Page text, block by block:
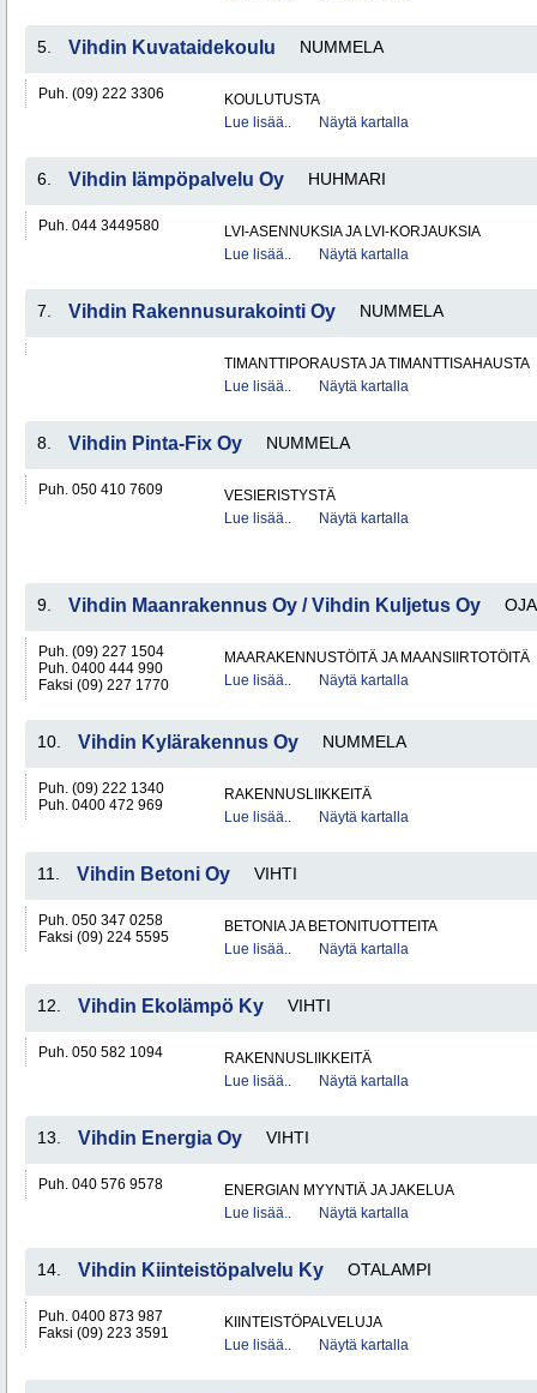
5. Vihdin Kuvataidekoulu NUMMELA
Puh. (09) 222 3306
KOULUTUSTA
Lue lisää..
Näytä kartalla
6. Vihdin lämpöpalvelu Oy HUHMARI
Puh. 044 3449580
LVI-ASENNUKSIA JA LVI-KORJAUKSIA
Lue lisää..
Näytä kartalla
7. Vihdin Rakennusurakointi Oy NUMMELA
TIMANTTIPORAUSTA JA TIMANTTISAHAUSTA
Lue lisää..
Näytä kartalla
8. Vihdin Pinta-Fix Oy NUMMELA
Puh. 050 410 7609
VESIERISTYSTÄ
Lue lisää..
Näytä kartalla
9. Vihdin Maanrakennus Oy / Vihdin Kuljetus Oy
Puh. (09) 227 1504
Puh. 0400 444 990
Faksi (09) 227 1770
MAARAKENNUSTÖITÄ JA MAANSIIRTOTÖITÄ
Lue lisää..
Näytä kartalla
10. Vihdin Kylärakennus Oy NUMMELA
Puh. (09) 222 1340
Puh. 0400 472 969
RAKENNUSLIIKKEITÄ
Lue lisää..
Näytä kartalla
11. Vihdin Betoni Oy VIHTI
Puh. 050 347 0258
Faksi (09) 224 5595
BETONIA JA BETONITUOTTEITA
Lue lisää..
Näytä kartalla
12. Vihdin Ekolämpö Ky VIHTI
Puh. 050 582 1094
RAKENNUSLIIKKEITÄ
Lue lisää..
Näytä kartalla
13. Vihdin Energia Oy VIHTI
Puh. 040 576 9578
ENERGIAN MYYNTIÄ JA JAKELUA
Lue lisää..
Näytä kartalla
14. Vihdin Kiinteistöpalvelu Ky OTALAMPI
Puh. 0400 873 987
Faksi (09) 223 3591
KIINTEISTÖPALVELUJA
Lue lisää..
Näytä kartalla